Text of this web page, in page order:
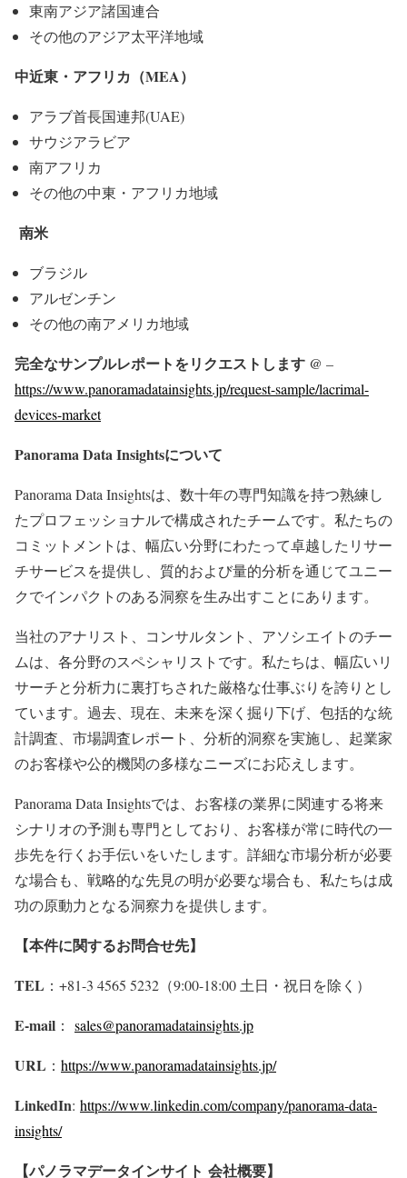
東南アジア諸国連合
その他のアジア太平洋地域
中近東・アフリカ（MEA）
アラブ首長国連邦(UAE)
サウジアラビア
南アフリカ
その他の中東・アフリカ地域
南米
ブラジル
アルゼンチン
その他の南アメリカ地域
完全なサンプルレポートをリクエストします @ –
https://www.panoramadatainsights.jp/request-sample/lacrimal-
devices-market
Panorama Data Insightsについて
Panorama Data Insightsは、数十年の専門知識を持つ熟練し
たプロフェッショナルで構成されたチームです。私たちの
コミットメントは、幅広い分野にわたって卓越したリサー
チサービスを提供し、質的および量的分析を通じてユニー
クでインパクトのある洞察を生み出すことにあります。
当社のアナリスト、コンサルタント、アソシエイトのチー
ムは、各分野のスペシャリストです。私たちは、幅広いリ
サーチと分析力に裏打ちされた厳格な仕事ぶりを誇りとし
ています。過去、現在、未来を深く掘り下げ、包括的な統
計調査、市場調査レポート、分析的洞察を実施し、起業家
のお客様や公的機関の多様なニーズにお応えします。
Panorama Data Insightsでは、お客様の業界に関連する将来
シナリオの予測も専門としており、お客様が常に時代の一
歩先を行くお手伝いをいたします。詳細な市場分析が必要
な場合も、戦略的な先見の明が必要な場合も、私たちは成
功の原動力となる洞察力を提供します。
【本件に関するお問合せ先】
TEL ：+81-3 4565 5232（9:00-18:00 土日・祝日を除く）
E-mail ： sales@panoramadatainsights.jp
URL ： https://www.panoramadatainsights.jp/
LinkedIn: https://www.linkedin.com/company/panorama-data-
insights/
【パノラマデータインサイト 会社概要】